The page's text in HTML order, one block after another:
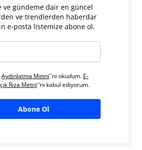
ve gündeme dair en güncel
ve trendlerden haberdar
e-posta listemize abone ol.
Aydınlatma Metni''ni okudum. E-
Rıza Metni''ni kabul ediyorum.
Abone Ol